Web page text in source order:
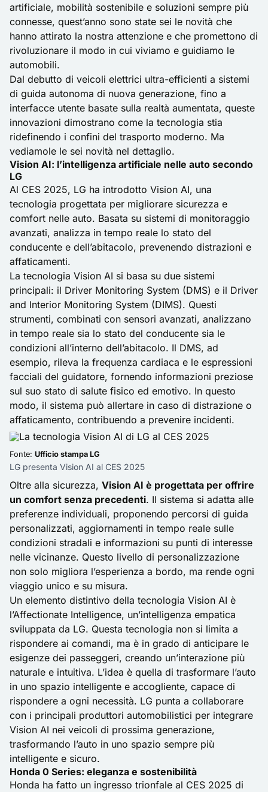
artificiale, mobilità sostenibile e soluzioni sempre più
connesse, quest’anno sono state sei le novità che
hanno attirato la nostra attenzione e che promettono di
rivoluzionare il modo in cui viviamo e guidiamo le
automobili.
Dal debutto di veicoli elettrici ultra-efficienti a sistemi
di guida autonoma di nuova generazione, fino a
interfacce utente basate sulla realtà aumentata, queste
innovazioni dimostrano come la tecnologia stia
ridefinendo i confini del trasporto moderno. Ma
vediamole le sei novità nel dettaglio.
Vision AI: l’intelligenza artificiale nelle auto secondo
LG
Al CES 2025, LG ha introdotto Vision AI, una
tecnologia progettata per migliorare sicurezza e
comfort nelle auto. Basata su sistemi di monitoraggio
avanzati, analizza in tempo reale lo stato del
conducente e dell’abitacolo, prevenendo distrazioni e
affaticamenti.
La tecnologia Vision AI si basa su due sistemi
principali: il Driver Monitoring System (DMS) e il Driver
and Interior Monitoring System (DIMS). Questi
strumenti, combinati con sensori avanzati, analizzano
in tempo reale sia lo stato del conducente sia le
condizioni all’interno dell’abitacolo. Il DMS, ad
esempio, rileva la frequenza cardiaca e le espressioni
facciali del guidatore, fornendo informazioni preziose
sul suo stato di salute fisico ed emotivo. In questo
modo, il sistema può allertare in caso di distrazione o
affaticamento, contribuendo a prevenire incidenti.
Fonte: Ufficio stampa LG
LG presenta Vision AI al CES 2025
Oltre alla sicurezza, Vision AI è progettata per offrire
un comfort senza precedenti. Il sistema si adatta alle
preferenze individuali, proponendo percorsi di guida
personalizzati, aggiornamenti in tempo reale sulle
condizioni stradali e informazioni su punti di interesse
nelle vicinanze. Questo livello di personalizzazione
non solo migliora l’esperienza a bordo, ma rende ogni
viaggio unico e su misura.
Un elemento distintivo della tecnologia Vision AI è
l’Affectionate Intelligence, un’intelligenza empatica
sviluppata da LG. Questa tecnologia non si limita a
rispondere ai comandi, ma è in grado di anticipare le
esigenze dei passeggeri, creando un’interazione più
naturale e intuitiva. L’idea è quella di trasformare l’auto
in uno spazio intelligente e accogliente, capace di
rispondere a ogni necessità. LG punta a collaborare
con i principali produttori automobilistici per integrare
Vision AI nei veicoli di prossima generazione,
trasformando l’auto in uno spazio sempre più
intelligente e sicuro.
Honda 0 Series: eleganza e sostenibilità
Honda ha fatto un ingresso trionfale al CES 2025 di